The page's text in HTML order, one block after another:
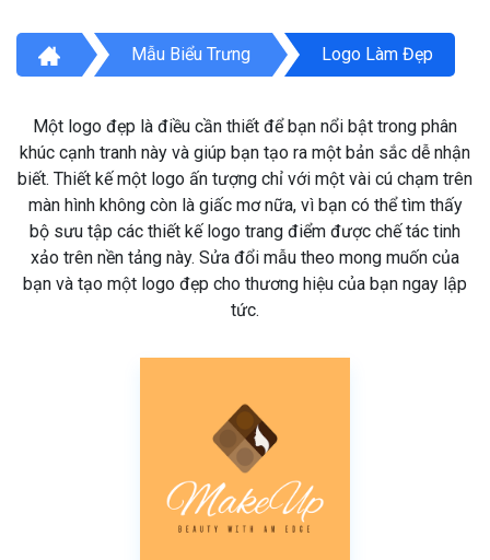
Mẫu Biểu Trưng Logo Làm Đẹp
Một logo đẹp là điều cần thiết để bạn nổi bật trong phân
khúc cạnh tranh này và giúp bạn tạo ra một bản sắc dễ nhận
biết. Thiết kế một logo ấn tượng chỉ với một vài cú chạm trên
màn hình không còn là giấc mơ nữa, vì bạn có thể tìm thấy
bộ sưu tập các thiết kế logo trang điểm được chế tác tinh
xảo trên nền tảng này. Sửa đổi mẫu theo mong muốn của
bạn và tạo một logo đẹp cho thương hiệu của bạn ngay lập
tức.